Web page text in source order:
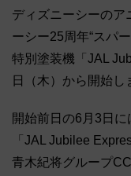
ディズニーシーのア
ーシー25周年“スパ
特別塗装機「JAL
日（木）から開始し
開始前日の6月3日
「JAL Jubilee
青木紀将グループ